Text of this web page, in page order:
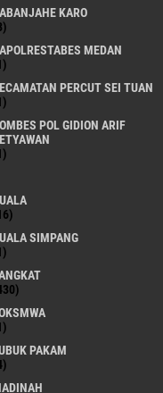
KARO
MEDAN
PERCUT SEI TUAN
POL GIDION ARIF
SIMPANG
PAKAM